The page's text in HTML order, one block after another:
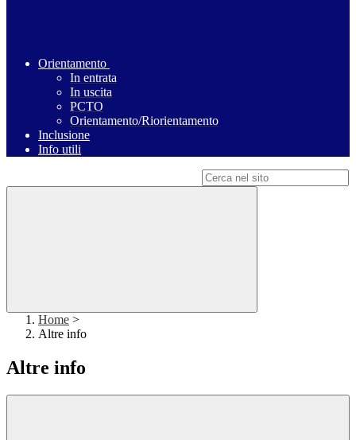
Orientamento
In entrata
In uscita
PCTO
Orientamento/Riorientamento
Inclusione
Info utili
Home >
Altre info
Altre info